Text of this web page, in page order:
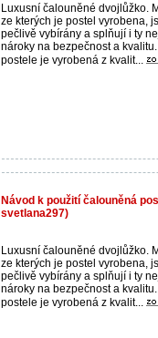
Luxusní čalouněné dvojlůžko.
ze kterých je postel vyrobena,
pečlivě vybírány a splňují i ty
nároky na bezpečnost a
postele je vyrobená z kvalit...
Návod k použití čalouněná
svetlana297)
Luxusní čalouněné dvojlůžko.
ze kterých je postel vyrobena,
pečlivě vybírány a splňují i ty
nároky na bezpečnost a
postele je vyrobená z kvalit...